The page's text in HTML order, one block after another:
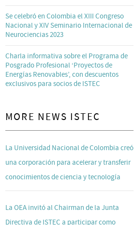
Se celebró en Colombia el XIII Congreso
Nacional y XIV Seminario Internacional de
Neurociencias 2023
Charla informativa sobre el Programa de
Posgrado Profesional ‘Proyectos de
Energías Renovables’, con descuentos
exclusivos para socios de ISTEC
MORE NEWS ISTEC
La Universidad Nacional de Colombia creó
una corporación para acelerar y transferir
conocimientos de ciencia y tecnología
La OEA invitó al Chairman de la Junta
Directiva de ISTEC a participar como